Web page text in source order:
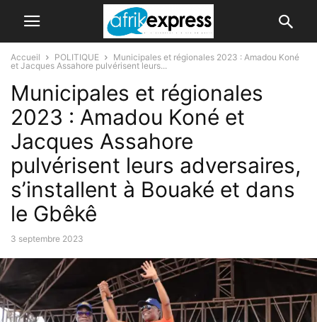
Accueil POLITIQUE
Municipales et régionales 2023 : Amadou Koné
et Jacques Assahore pulvérisent leurs...
Municipales et régionales
2023 : Amadou Koné et
Jacques Assahore
pulvérisent leurs adversaires,
s’installent à Bouaké et dans
le Gbêkê
3 septembre 2023